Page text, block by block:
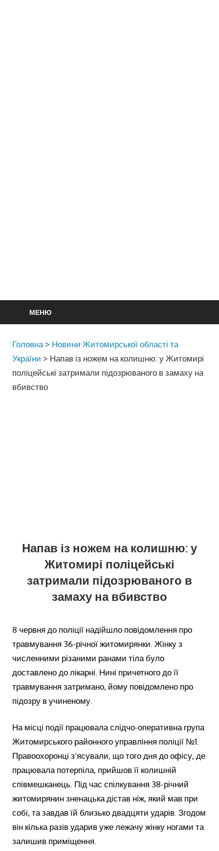
МЕНЮ
Головна > Новини Житомирської області та
України > Напав із ножем на колишню: у Житомирі
поліцейські затримали підозрюваного в замаху на
вбивство
Напав із ножем на колишню: у
Житомирі поліцейські
затримали підозрюваного в
замаху на вбивство
8 червня до поліції надійшло повідомлення про
травмування 36-річної житомирянки. Жінку з
численними різаними ранами тіла було
доставлено до лікарні. Нині причетного до її
травмування затримано, йому повідомлено про
підозру в учиненому.
На місці події працювала слідчо-оперативна група
Житомирського районного управління поліції №1.
Правоохоронці з’ясували, що того дня до офісу, де
працювала потерпіла, прийшов її колишній
співмешканець. Під час спілкування 38-річний
житомирянин зненацька дістав ніж, який мав при
собі, та завдав їй близько двадцяти ударів. Згодом
він кілька разів ударив уже лежачу жінку ногами та
залишив приміщення.